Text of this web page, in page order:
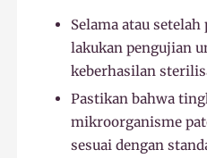
Selama atau
lakukan pengujian
keberhasilan
Pastikan bahwa
mikroorganisme
sesuai dengan